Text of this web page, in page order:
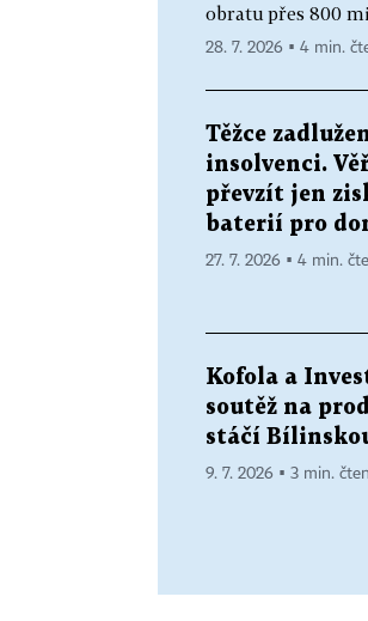
obratu přes 800
28. 7. 2026 ▪ 4 min.
Těžce
insolvenci.
převzít jen
baterií pro
27. 7. 2026 ▪ 4 min.
Kofola a
soutěž na
stáčí
9. 7. 2026 ▪ 3 min.